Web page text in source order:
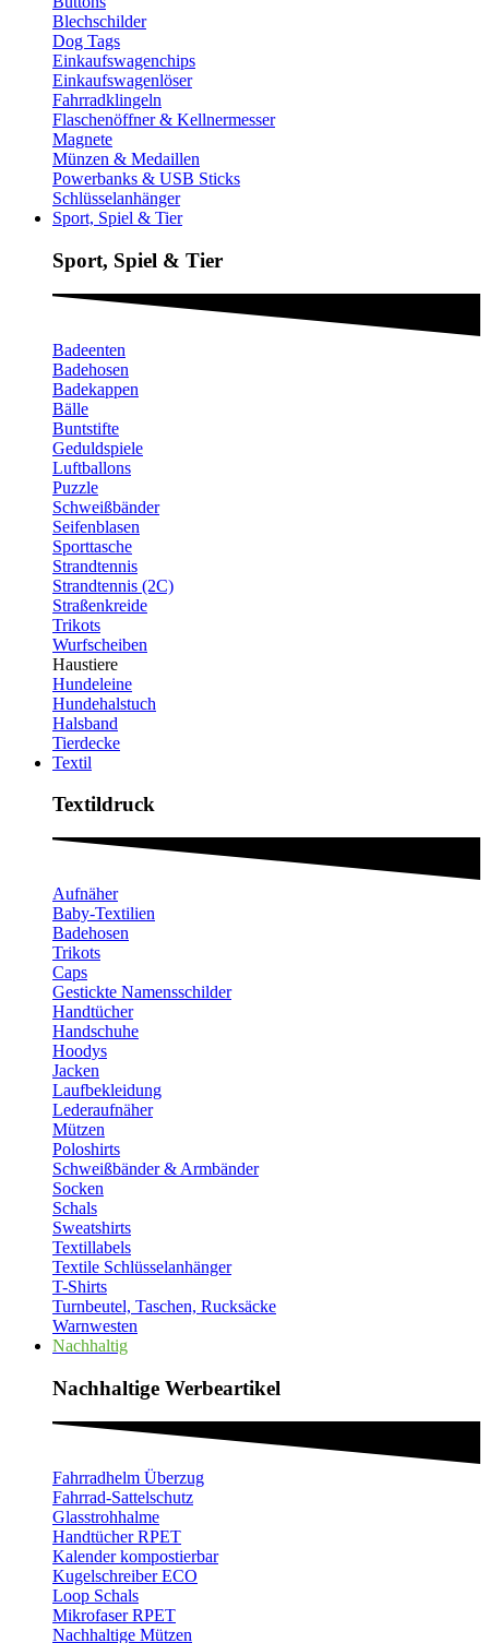
Blechschilder
Dog Tags
Einkaufswagenchips
Einkaufswagenlöser
Fahrradklingeln
Flaschenöffner & Kellnermesser
Magnete
Münzen & Medaillen
Powerbanks & USB Sticks
Schlüsselanhänger
Sport, Spiel & Tier
Sport, Spiel & Tier
Badeenten
Badehosen
Badekappen
Bälle
Buntstifte
Geduldspiele
Luftballons
Puzzle
Schweißbänder
Seifenblasen
Sporttasche
Strandtennis
Strandtennis (2C)
Straßenkreide
Trikots
Wurfscheiben
Haustiere
Hundeleine
Hundehalstuch
Halsband
Tierdecke
Textil
Textildruck​
Aufnäher
Baby-Textilien
Badehosen
Trikots
Caps
Gestickte Namensschilder
Handtücher
Handschuhe
Hoodys
Jacken
Laufbekleidung
Lederaufnäher
Mützen
Poloshirts
Schweißbänder & Armbänder
Socken
Schals
Sweatshirts
Textillabels
Textile Schlüsselanhänger
T-Shirts
Turnbeutel, Taschen, Rucksäcke
Warnwesten
Nachhaltig
Nachhaltige Werbeartikel​
Fahrradhelm Überzug
Fahrrad-Sattelschutz
Glasstrohhalme
Handtücher RPET
Kalender kompostierbar
Kugelschreiber ECO
Loop Schals
Mikrofaser RPET
Nachhaltige Mützen